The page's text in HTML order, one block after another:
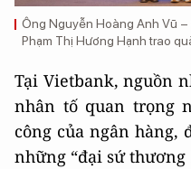
Ông Nguyễn Hoàng Anh Vũ –
Phạm Thị Hương Hạnh trao
Tại Vietbank, nguồn
nhân tố quan trọng
công của ngân hàng,
những “đại sứ